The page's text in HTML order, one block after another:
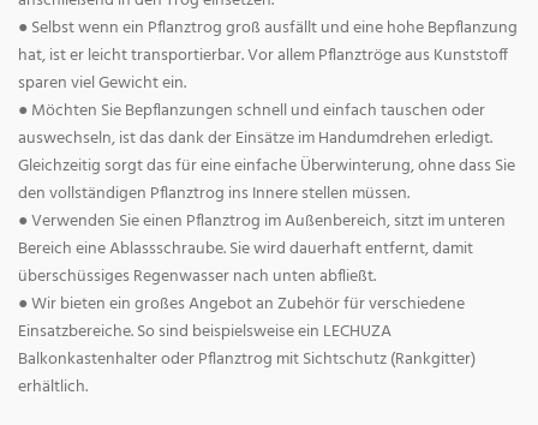
● Selbst wenn ein Pflanztrog groß ausfällt und eine hohe Bepflanzung
hat, ist er leicht transportierbar. Vor allem Pflanztröge aus Kunststoff
sparen viel Gewicht ein.
● Möchten Sie Bepflanzungen schnell und einfach tauschen oder
auswechseln, ist das dank der Einsätze im Handumdrehen erledigt.
Gleichzeitig sorgt das für eine einfache Überwinterung, ohne dass Sie
den vollständigen Pflanztrog ins Innere stellen müssen.
● Verwenden Sie einen Pflanztrog im Außenbereich, sitzt im unteren
Bereich eine Ablassschraube. Sie wird dauerhaft entfernt, damit
überschüssiges Regenwasser nach unten abfließt.
● Wir bieten ein großes Angebot an Zubehör für verschiedene
Einsatzbereiche. So sind beispielsweise ein LECHUZA
Balkonkastenhalter oder Pflanztrog mit Sichtschutz (Rankgitter)
erhältlich.